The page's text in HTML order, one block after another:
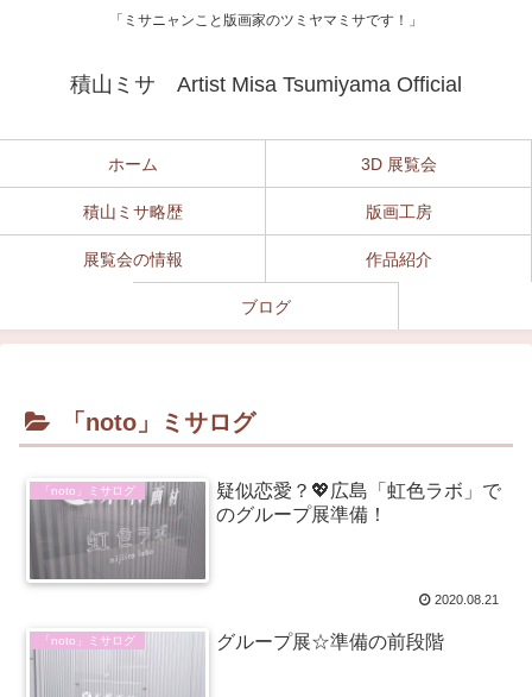
「ミサニャンこと版画家のツミヤマミサです！」
積山ミサ Artist Misa Tsumiyama Official
ホーム 3D 展覧会
積山ミサ略歴 版画工房
展覧会の情報 作品紹介
ブログ
「noto」ミサログ
「noto」ミサログ
疑似恋愛？💖広島「虹色ラボ」で
のグループ展準備！
2020.08.21
「noto」ミサログ グループ展☆準備の前段階